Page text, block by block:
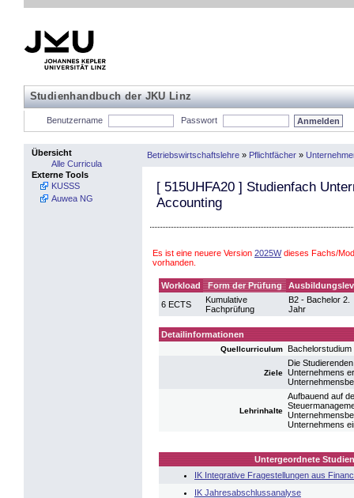
Studienhandbuch der JKU Linz
Benutzername Passwort
Übersicht
Alle Curricula
Externe Tools
KUSSS
Auwea NG
Betriebswirtschaftslehre » Pflichtfächer »
[ 515UHFA20 ] Studienfach
Accounting
Es ist eine neuere Version 2025Wdieses Fachs/
vorhanden.
Workload Form der Prüfung
6 ECTS
Kumulative
Fachprüfung
B2 - Bachelor 2.
Jahr
Detailinformationen
Quellcurriculum
Ziele
Die
Unternehmens
Lehrinhalte
Aufbauend auf
Unternehmens
Untergeordnete
IK Integrative Fragestellungen aus
IK Jahresabschlussanalyse